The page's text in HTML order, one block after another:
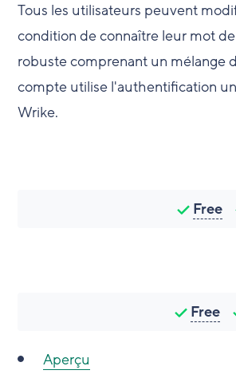
Tous les utilisateurs peuvent
condition de connaître leur mot
robuste comprenant un mélange
compte utilise l'authentification
Wrike.
Free
Free
Aperçu